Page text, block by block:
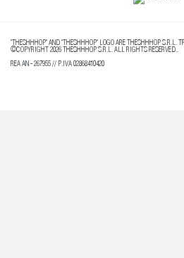
"THESHHHOP" AND "THESHHHOP" LOGO ARE THESHHHOP S.R.L.
©COPYRIGHT 2026 THESHHHOP S.R.L. ALL RIGHTS RESERVED..
REA AN - 267955 // P.IVA 02868410420